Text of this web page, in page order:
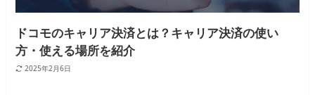
ドコモのキャリア決済とは？キャリア決済の使い
方・使える場所を紹介
2025年2月6日